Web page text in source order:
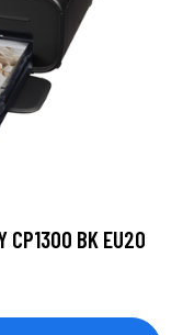
CP1300 BK EU20